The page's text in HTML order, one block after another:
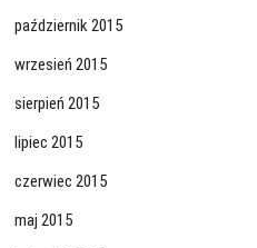
październik 2015
wrzesień 2015
sierpień 2015
lipiec 2015
czerwiec 2015
maj 2015